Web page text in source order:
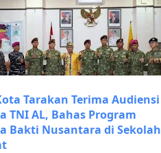
Tarakan Terima Audiensi
TNI AL, Bahas Program
Bakti Nusantara di Sekolah